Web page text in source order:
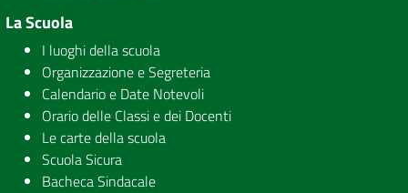
La Scuola
I luoghi della scuola
Organizzazione e Segreteria
Calendario e Date Notevoli
Orario delle Classi e dei Docenti
Le carte della scuola
Scuola Sicura
Bacheca Sindacale